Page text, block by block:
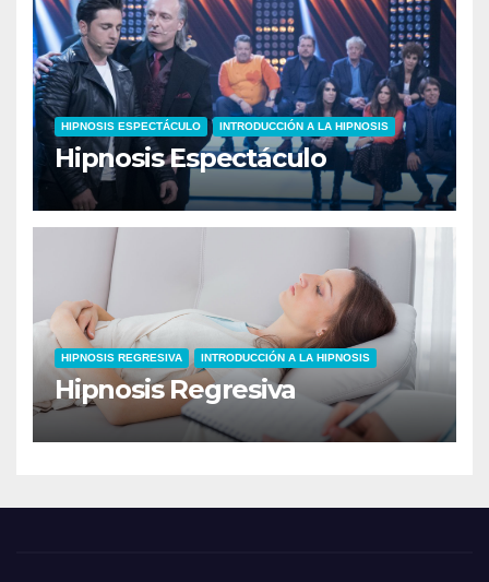
HIPNOSIS ESPECTÁCULO INTRODUCCIÓN A LA HIPNOSIS
Hipnosis Espectáculo
HIPNOSIS REGRESIVA INTRODUCCIÓN A LA HIPNOSIS
Hipnosis Regresiva